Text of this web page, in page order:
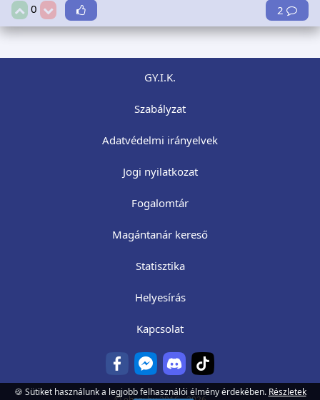
0 2
GY.I.K.
Szabályzat
Adatvédelmi irányelvek
Jogi nyilatkozat
Fogalomtár
Magántanár kereső
Statisztika
Helyesírás
Kapcsolat
🍪 Sütiket használunk a legjobb felhasználói élmény érdekében. Részletek